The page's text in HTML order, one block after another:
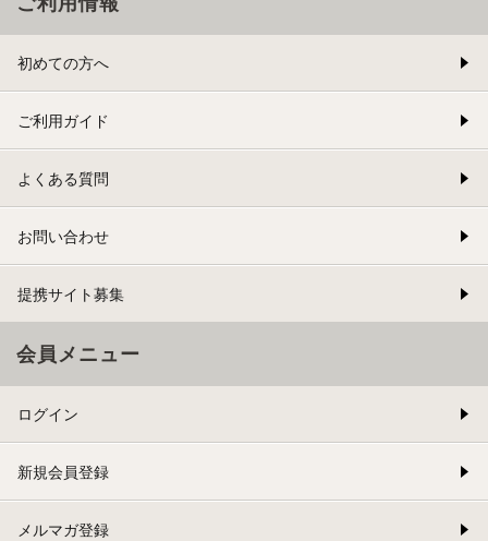
初めての方へ
ご利用ガイド
よくある質問
お問い合わせ
提携サイト募集
会員メニュー
ログイン
新規会員登録
メルマガ登録